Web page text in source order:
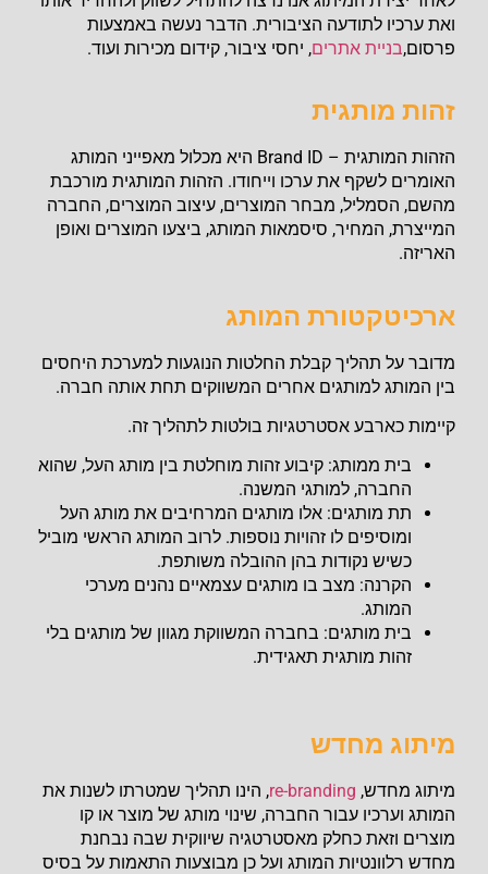
ואת ערכיו לתודעה הציבורית. הדבר נעשה באמצעות
פרסום,בניית אתרים, יחסי ציבור, קידום מכירות ועוד.
זהות מותגית
הזהות המותגית – Brand ID היא מכלול מאפייני המותג
האומרים לשקף את ערכו וייחודו. הזהות המותגית מורכבת
מהשם, הסמליל, מבחר המוצרים, עיצוב המוצרים, החברה
המייצרת, המחיר, סיסמאות המותג, ביצעו המוצרים ואופן
האריזה.
ארכיטקטורת המותג
מדובר על תהליך קבלת החלטות הנוגעות למערכת היחסים
בין המותג למותגים אחרים המשווקים תחת אותה חברה.
קיימות כארבע אסטרטגיות בולטות לתהליך זה.
בית ממותג: קיבוע זהות מוחלטת בין מותג העל, שהוא
החברה, למותגי המשנה.
תת מותגים: אלו מותגים המרחיבים את מותג העל
ומוסיפים לו זהויות נוספות. לרוב המותג הראשי מוביל
כשיש נקודות בהן ההובלה משותפת.
הקרנה: מצב בו מותגים עצמאיים נהנים מערכי
המותג.
בית מותגים: בחברה המשווקת מגוון של מותגים בלי
זהות מותגית תאגידית.
מיתוג מחדש
מיתוג מחדש,re-branding, הינו תהליך שמטרתו לשנות את
המותג וערכיו עבור החברה, שינוי מותג של מוצר או קו
מוצרים וזאת כחלק מאסטרטגיה שיווקית שבה נבחנת
מחדש רלוונטיות המותג ועל כן מבוצעות התאמות על בסיס